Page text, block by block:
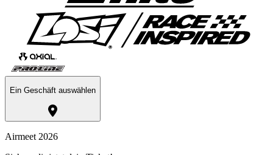
Ein Geschäft auswählen
Airmeet 2026